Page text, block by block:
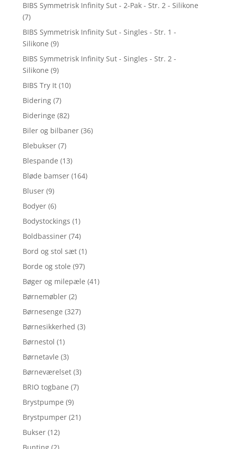
BIBS Symmetrisk Infinity Sut - 2-Pak - Str. 2 - Silikone
(7)
BIBS Symmetrisk Infinity Sut - Singles - Str. 1 -
Silikone (9)
BIBS Symmetrisk Infinity Sut - Singles - Str. 2 -
Silikone (9)
BIBS Try It (10)
Bidering (7)
Bideringe (82)
Biler og bilbaner (36)
Blebukser (7)
Blespande (13)
Bløde bamser (164)
Bluser (9)
Bodyer (6)
Bodystockings (1)
Boldbassiner (74)
Bord og stol sæt (1)
Borde og stole (97)
Bøger og milepæle (41)
Børnemøbler (2)
Børnesenge (327)
Børnesikkerhed (3)
Børnestol (1)
Børnetavle (3)
Børneværelset (3)
BRIO togbane (7)
Brystpumpe (9)
Brystpumper (21)
Bukser (12)